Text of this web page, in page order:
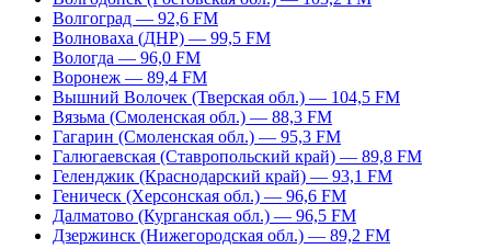
Волгоград — 92,6 FM
Волноваха (ДНР) — 99,5 FM
Вологда — 96,0 FM
Воронеж — 89,4 FM
Вышний Волочек (Тверская обл.) — 104,5 FM
Вязьма (Смоленская обл.) — 88,3 FM
Гагарин (Смоленская обл.) — 95,3 FM
Галюгаевская (Ставропольский край) — 89,8 FM
Геленджик (Краснодарский край) — 93,1 FM
Геническ (Херсонская обл.) — 96,6 FM
Далматово (Курганская обл.) — 96,5 FM
Дзержинск (Нижегородская обл.) — 89,2 FM